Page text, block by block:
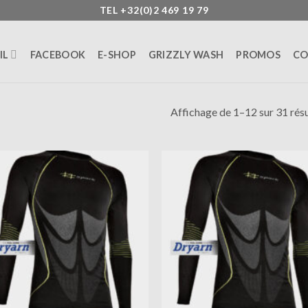
TEL +32(0)2 469 19 79
FACEBOOK E-SHOP GRIZZLY WASH PROMOS
Affichage de 1–12 sur 31